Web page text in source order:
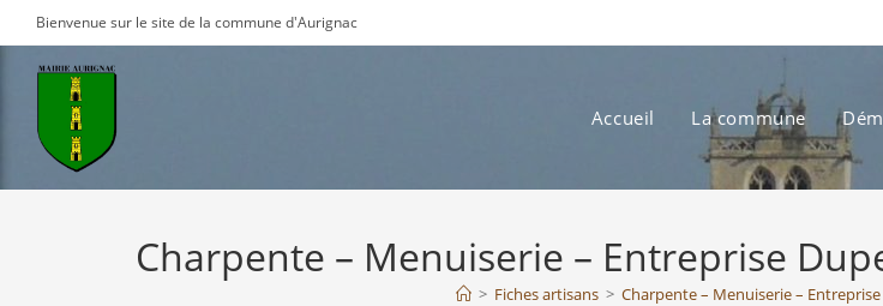
to
content
Bienvenue sur le site de la commune d'Aurignac
Accueil La commune
Charpente – Menuiserie – Entreprise
> Fiches artisans > Charpente – Menuiserie –